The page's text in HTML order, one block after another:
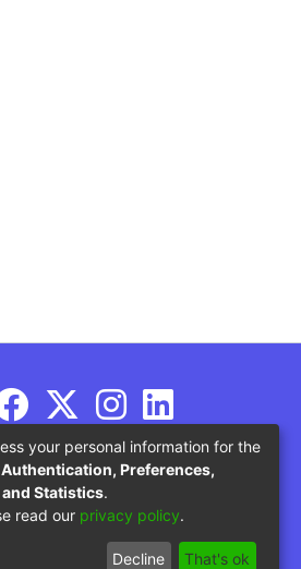
de Educación
your personal information for the
Authentication, Preferences,
Statistics.
read our privacy policy.
Decline That's ok